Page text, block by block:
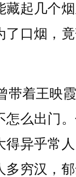
藏起几个
了口烟，
着王映霞
怎么出门
得异乎常
多穷汉，